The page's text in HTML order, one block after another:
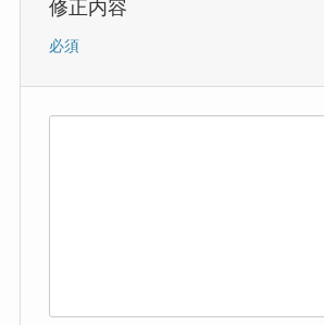
修正内容
必須